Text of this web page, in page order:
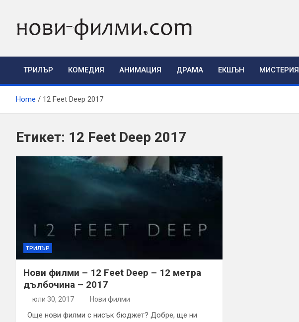
content
ТРИЛЪР КОМЕДИЯ АНИМАЦИЯ ДРАМА ЕКШЪН МИСТЕРИЯ
Home 12 Feet Deep 2017
Етикет: 12 Feet Deep 2017
ТРИЛЪР
Нови филми – 12 Feet Deep – 12 метра
дълбочина – 2017
юли 30, 2017 Нови филми
Още нови филми с нисък бюджет? Добре, ще ни